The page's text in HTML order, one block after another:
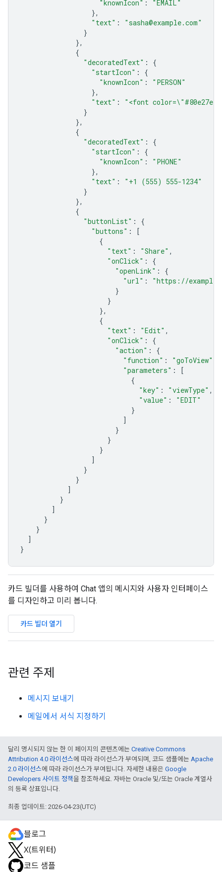
"knownIcon" :
"EMAIL"
},
"text" :
"sasha@example.com"
}
},
{
"decoratedText" :
{
"startIcon" :
{
"knownIcon" :
"PERSON"
},
"text" :
"<font
}
},
{
"decoratedText" :
{
"startIcon" :
{
"knownIcon" :
"PHONE"
},
"text" :
"+1 (555) 555-1234"
}
},
{
"buttonList" :
{
"buttons" :
[
{
"text" : "Share" ,
"onClick" :
{
"openLink" :
{
"url" :
"https://
}
}
},
{
"text" : "Edit" ,
"onClick" :
{
"action" :
{
"function" : "goToView"
"parameters" :
[
{
"key" : "viewType" ,
"value" :
"EDIT"
}
]
}
}
}
]
}
}
]
}
]
}
}
]
}
카드 빌더를 사용하여 Chat 앱의 메시지와 사용자 인터페이스
를 디자인하고 미리 봅니다.
카드 빌더 열기
관련 주제
메시지 보내기
메일에서 서식 지정하기
달리 명시되지 않는 한 이 페이지의 콘텐츠에는 Creative Commons
Attribution 4.0 라이선스에 따라 라이선스가 부여되며, 코드 샘플에는 Apache
2.0 라이선스에 따라 라이선스가 부여됩니다. 자세한 내용은 Google
Developers 사이트 정책을 참조하세요. 자바는 Oracle 및/또는 Oracle 계열사
의 등록 상표입니다.
최종 업데이트: 2026-04-23(UTC)
블로그
X(트위터)
코드 샘플